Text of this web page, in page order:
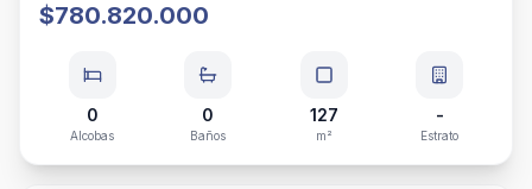
$780.820.000
0
Alcobas
0
Baños
127
m²
-
Estrato